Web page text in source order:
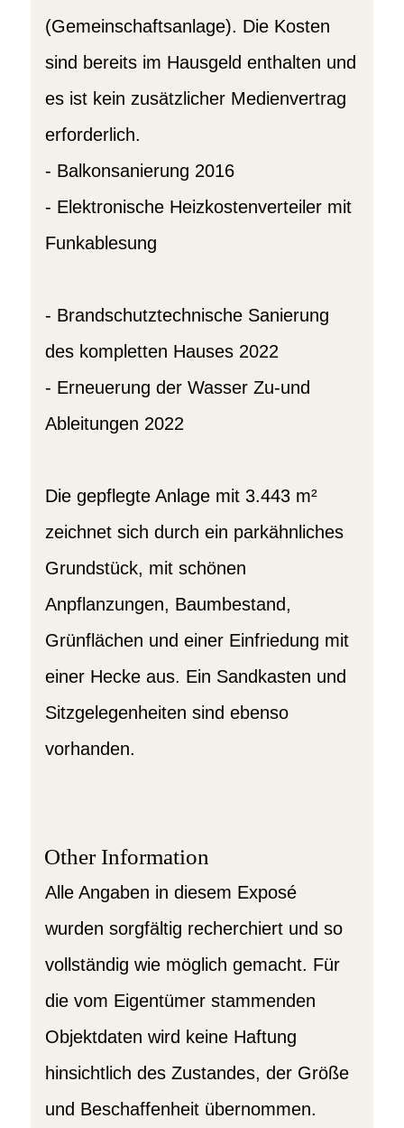
(Gemeinschaftsanlage). Die Kosten
sind bereits im Hausgeld enthalten und
es ist kein zusätzlicher Medienvertrag
erforderlich.
- Balkonsanierung 2016
- Elektronische Heizkostenverteiler mit
Funkablesung
- Brandschutztechnische Sanierung
des kompletten Hauses 2022
- Erneuerung der Wasser Zu-und
Ableitungen 2022
Die gepflegte Anlage mit 3.443 m²
zeichnet sich durch ein parkähnliches
Grundstück, mit schönen
Anpflanzungen, Baumbestand,
Grünflächen und einer Einfriedung mit
einer Hecke aus. Ein Sandkasten und
Sitzgelegenheiten sind ebenso
vorhanden.
Other Information
Alle Angaben in diesem Exposé
wurden sorgfältig recherchiert und so
vollständig wie möglich gemacht. Für
die vom Eigentümer stammenden
Objektdaten wird keine Haftung
hinsichtlich des Zustandes, der Größe
und Beschaffenheit übernommen.